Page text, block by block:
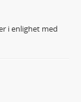
i enlighet med